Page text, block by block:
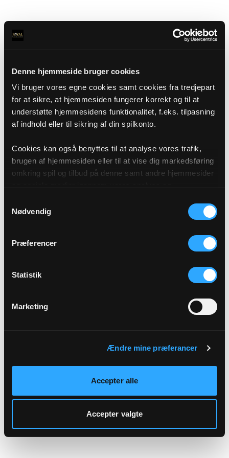
Denne hjemmeside bruger cookies
Vi bruger vores egne cookies samt cookies fra tredjepart
for at sikre, at hjemmesiden fungerer korrekt og til at
understøtte hjemmesidens funktionalitet, f.eks. tilpasning
af indhold eller til sikring af din spilkonto.
Cookies kan også benyttes til at analyse vores trafik,
brugen af hjemmesiden eller til at vise dig markedsføring
omkring spil og tilbud på denne samt andre hjemmesider
af cookies under "Detaljer" eller ved at klikke videre til
vores Cookiepolitik, som du finder i bunden af vores
Nødvendig
Præferencer
Statistik
Marketing
Ændre mine præferancer
Accepter alle
Accepter valgte